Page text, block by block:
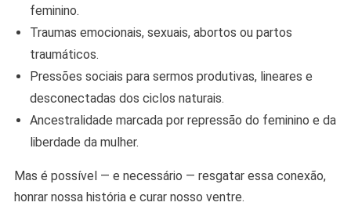
feminino.
Traumas emocionais, sexuais, abortos ou partos
traumáticos.
Pressões sociais para sermos produtivas, lineares e
desconectadas dos ciclos naturais.
Ancestralidade marcada por repressão do feminino e da
liberdade da mulher.
Mas é possível — e necessário — resgatar essa conexão,
honrar nossa história e curar nosso ventre.